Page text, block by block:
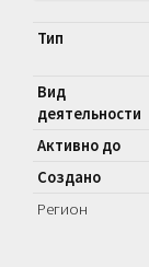
Тип
Вид
деятельности
Активно до
Создано
Регион